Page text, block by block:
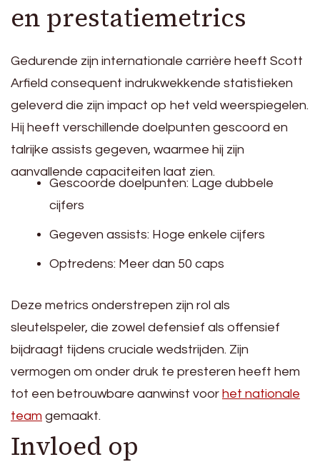
en prestatiemetrics
Gedurende zijn internationale carrière heeft Scott
Arfield consequent indrukwekkende statistieken
geleverd die zijn impact op het veld weerspiegelen.
Hij heeft verschillende doelpunten gescoord en
talrijke assists gegeven, waarmee hij zijn
aanvallende capaciteiten laat zien.
Gescoorde doelpunten: Lage dubbele
cijfers
Gegeven assists: Hoge enkele cijfers
Optredens: Meer dan 50 caps
Deze metrics onderstrepen zijn rol als
sleutelspeler, die zowel defensief als offensief
bijdraagt tijdens cruciale wedstrijden. Zijn
vermogen om onder druk te presteren heeft hem
tot een betrouwbare aanwinst voor het nationale
team gemaakt.
Invloed op